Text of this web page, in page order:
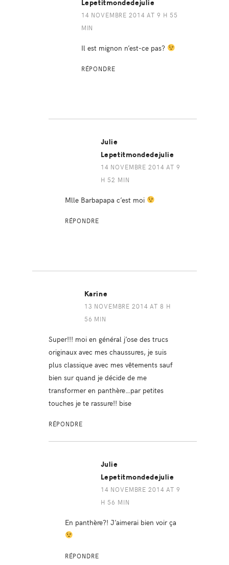
Lepetitmondedejulie
14 NOVEMBRE 2014 AT 9 H 55
MIN
Il est mignon n’est-ce pas?
RÉPONDRE
Julie
Lepetitmondedejulie
14 NOVEMBRE 2014 AT 9
H 52 MIN
Mlle Barbapapa c’est moi
RÉPONDRE
Karine
13 NOVEMBRE 2014 AT 8 H
56 MIN
Super!!! moi en général j’ose des trucs
originaux avec mes chaussures, je suis
plus classique avec mes vêtements sauf
bien sur quand je décide de me
transformer en panthère…par petites
touches je te rassure!! bise
RÉPONDRE
Julie
Lepetitmondedejulie
14 NOVEMBRE 2014 AT 9
H 56 MIN
En panthère?! J’aimerai bien voir ça
RÉPONDRE